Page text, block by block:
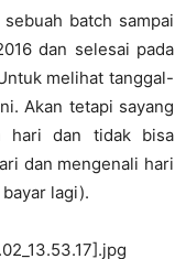
batch sampai
dan selesai pada
melihat tanggal-
Akan tetapi sayang
hari dan tidak bisa
dan mengenali hari
lagi).